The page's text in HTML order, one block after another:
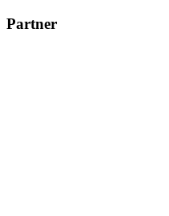
Partner